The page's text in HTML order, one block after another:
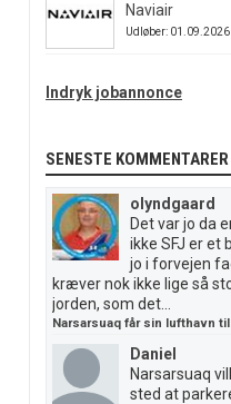
Naviair
Udløber: 01.09.2026
Indryk jobannonce
SENESTE KOMMENTARER
olyndgaard
Det var jo da
ikke SFJ er et
jo i forvejen
kræver nok ikke lige så
jorden, som det...
Narsarsuaq får sin lufthavn
Daniel
Narsarsuaq
sted at